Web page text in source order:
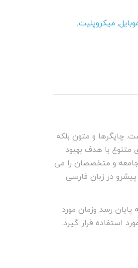
, میکروپلیت,
چاپگرها و متون بلکه
متنوع با هدف بهبود
جامعه و متخصصان را می
در زبان فارسی
رسد وزمان مورد
استفاده قرار گیرد.